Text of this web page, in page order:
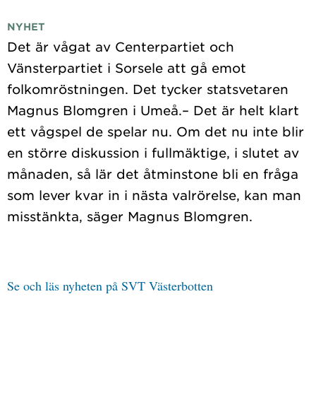
NYHET
Det är vågat av Centerpartiet och
Vänsterpartiet i Sorsele att gå emot
folkomröstningen. Det tycker statsvetaren
Magnus Blomgren i Umeå.– Det är helt klart
ett vågspel de spelar nu. Om det nu inte blir
en större diskussion i fullmäktige, i slutet av
månaden, så lär det åtminstone bli en fråga
som lever kvar in i nästa valrörelse, kan man
Se och läs nyheten på SVT Västerbotten